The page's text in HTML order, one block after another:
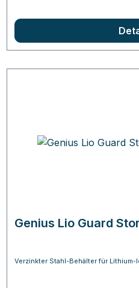
Genius Lio Guard
Verzinkter Stahl-Behälter für Lithium-